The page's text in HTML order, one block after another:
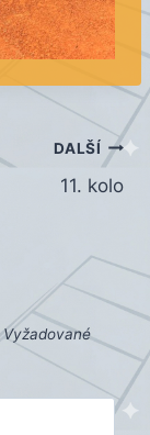
DALŠÍ
11. kolo
Vyžadované